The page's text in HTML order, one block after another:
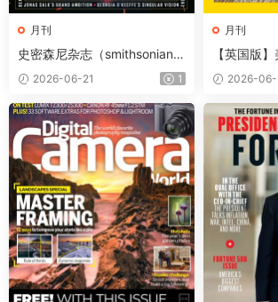
月刊
史密森尼杂志（smithsonian）
2026年夏季刊
2026-06-21 1
月刊
【英国版
版（
s）第257期
2026-06-